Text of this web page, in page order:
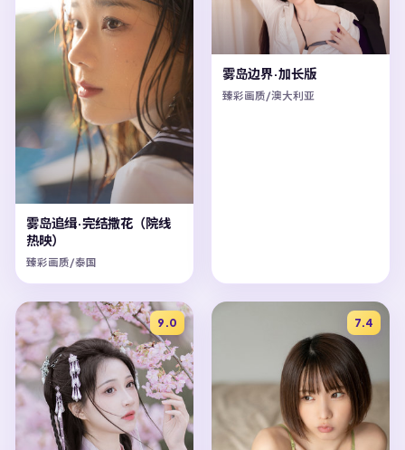
雾岛追缉·完结撒花（院线
热映）
臻彩画质/泰国
雾岛边界·加长版
臻彩画质/澳大利亚
9.0 7.4